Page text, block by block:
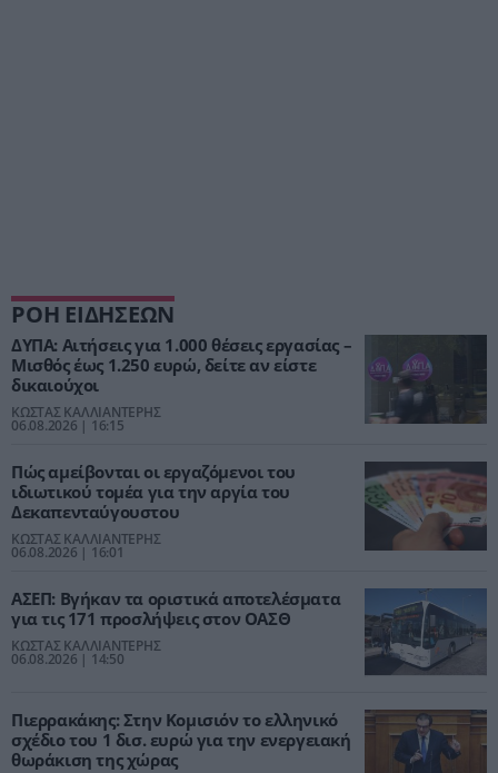
ΡΟΗ ΕΙΔΗΣΕΩΝ
ΔΥΠΑ: Αιτήσεις για 1.000 θέσεις εργασίας –
Μισθός έως 1.250 ευρώ, δείτε αν είστε
δικαιούχοι
ΚΩΣΤΑΣ ΚΑΛΛΙΑΝΤΕΡΗΣ
06.08.2026 | 16:15
Πώς αμείβονται οι εργαζόμενοι του
ιδιωτικού τομέα για την αργία του
Δεκαπενταύγουστου
ΚΩΣΤΑΣ ΚΑΛΛΙΑΝΤΕΡΗΣ
06.08.2026 | 16:01
ΑΣΕΠ: Βγήκαν τα οριστικά αποτελέσματα
για τις 171 προσλήψεις στον ΟΑΣΘ
ΚΩΣΤΑΣ ΚΑΛΛΙΑΝΤΕΡΗΣ
06.08.2026 | 14:50
Πιερρακάκης: Στην Κομισιόν το ελληνικό
σχέδιο του 1 δισ. ευρώ για την ενεργειακή
θωράκιση της χώρας